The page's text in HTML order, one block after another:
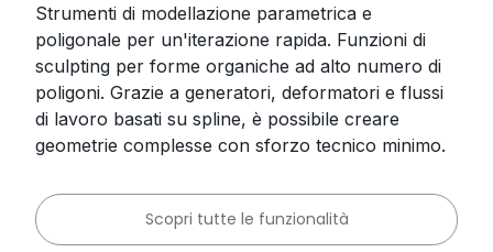
Strumenti di modellazione parametrica e
poligonale per un'iterazione rapida. Funzioni di
sculpting per forme organiche ad alto numero di
poligoni. Grazie a generatori, deformatori e flussi
di lavoro basati su spline, è possibile creare
geometrie complesse con sforzo tecnico minimo.
Scopri tutte le funzionalità